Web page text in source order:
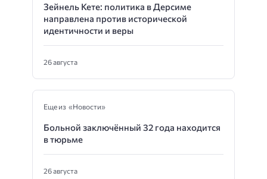
Зейнель Кете: политика в Дерсиме
направлена против исторической
идентичности и веры
26 августа
Еще из «Новости»
Больной заключённый 32 года находится
в тюрьме
26 августа